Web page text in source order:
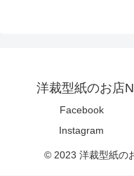
洋裁型紙のお店
Facebook
Instagram
© 2023 洋裁型紙の